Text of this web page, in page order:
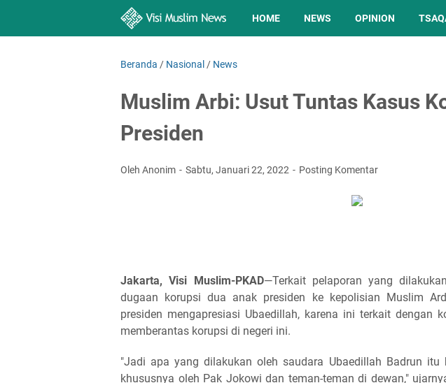
HOME NEWS OPINION
Beranda / Nasional / News
Muslim Arbi: Usut Tuntas Kasus
Presiden
Oleh Anonim Sabtu, Januari 22, 2022 Posting Komentar
Jakarta, Visi Muslim-PKAD—Terkait pelaporan yang
dugaan korupsi dua anak presiden ke kepolisian Muslim
presiden mengapresiasi Ubaedillah, karena ini terkait dengan
memberantas korupsi di negeri ini.
"Jadi apa yang dilakukan oleh saudara Ubaedillah Badrun itu
khususnya oleh Pak Jokowi dan teman-teman di dewan,"